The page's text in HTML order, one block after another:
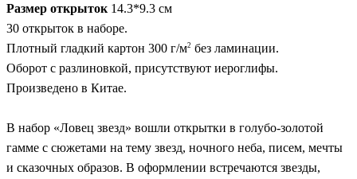
Размер открыток 14.3*9.3 см
30 открыток в наборе.
Плотный гладкий картон 300 г/м2 без ламинации.
Оборот с разлиновкой, присутствуют иероглифы.
Произведено в Китае.
В набор «Ловец звезд» вошли открытки в голубо-золотой
гамме с сюжетами на тему звезд, ночного неба, писем, мечты
и сказочных образов. В оформлении встречаются звезды,